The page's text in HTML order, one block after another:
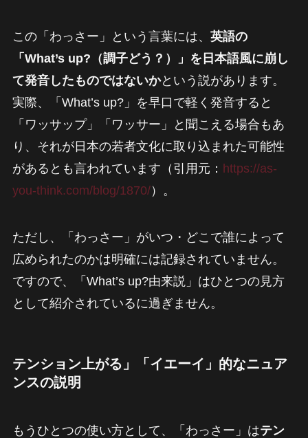
この「わっさー」という言葉には、 英語の
「What’s up?（調子どう？）」を日本語風に崩し
て発音したものではないかという説があります。
実際、「What’s up?」を早口で軽く発音すると
「ワッサップ」「ワッサー」と聞こえる場合もあ
り、それが日本の若者文化に取り込まれた可能性
があるとも言われています（引用元： https://as-
you-think.com/blog/1870/）。
ただし、「わっさー」がいつ・どこで誰によって
広められたのかは明確には記録されていません。
ですので、「What’s up?由来説」はひとつの見方
として紹介されているに過ぎません。
テンション上がる」「イエーイ」的なニュア
ンスの説明
もうひとつの使い方として、「わっさー」はテン